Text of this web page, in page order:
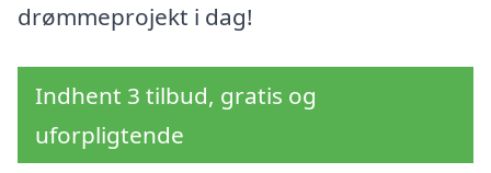
drømmeprojekt i dag!
Indhent 3 tilbud, gratis og
uforpligtende